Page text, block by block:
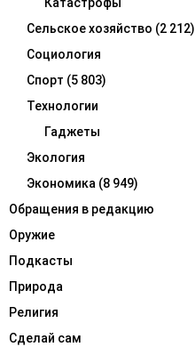
Сельское хозяйство (2 212)
Социология
Спорт (5 803)
Технологии
Гаджеты
Экология
Экономика (8 949)
Обращения в редакцию
Оружие
Подкасты
Природа
Религия
Сделай сам